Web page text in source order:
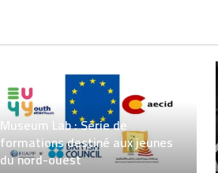
Museum Lab : Série de
formations destiné aux jeunes
du nord-ouest